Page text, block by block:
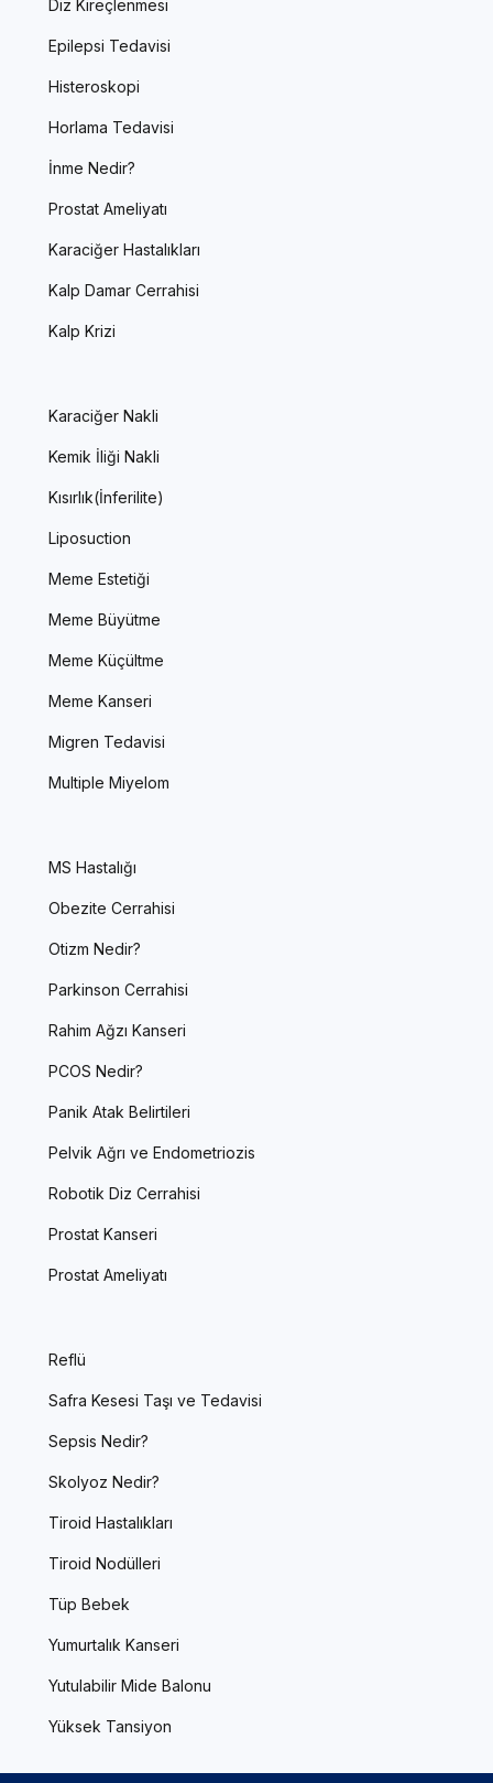
Diz Kireçlenmesi
Epilepsi Tedavisi
Histeroskopi
Horlama Tedavisi
İnme Nedir?
Prostat Ameliyatı
Karaciğer Hastalıkları
Kalp Damar Cerrahisi
Kalp Krizi
Karaciğer Nakli
Kemik İliği Nakli
Kısırlık(İnferilite)
Liposuction
Meme Estetiği
Meme Büyütme
Meme Küçültme
Meme Kanseri
Migren Tedavisi
Multiple Miyelom
MS Hastalığı
Obezite Cerrahisi
Otizm Nedir?
Parkinson Cerrahisi
Rahim Ağzı Kanseri
PCOS Nedir?
Panik Atak Belirtileri
Pelvik Ağrı ve Endometriozis
Robotik Diz Cerrahisi
Prostat Kanseri
Prostat Ameliyatı
Reflü
Safra Kesesi Taşı ve Tedavisi
Sepsis Nedir?
Skolyoz Nedir?
Tiroid Hastalıkları
Tiroid Nodülleri
Tüp Bebek
Yumurtalık Kanseri
Yutulabilir Mide Balonu
Yüksek Tansiyon